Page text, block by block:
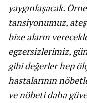
yaygınlaşacak.
tansiyonumuz,
bize alarm
egzersizlerimiz,
gibi değerler hep
hastalarının
ve nöbeti daha